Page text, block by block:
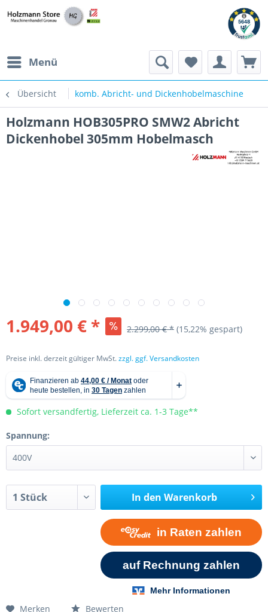
Menü
Übersicht komb. Abricht- und Dickenhobelmaschine
Holzmann HOB305PRO SMW2 Abricht
Dickenhobel 305mm Hobelmasch
1.949,00 € * 2.299,00 € * (15,22% gespart)
Preise inkl. derzeit gültiger MwSt.zzgl. ggf. Versandkosten
Sofort versandfertig, Lieferzeit ca. 1-3 Tage**
Spannung:
In den Warenkorb
Merken Bewerten